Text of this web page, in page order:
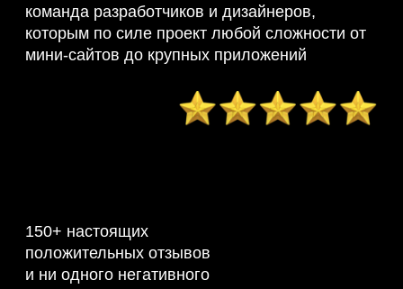
команда разработчиков и дизайнеров,
которым по силе проект любой сложности от
мини-сайтов до крупных приложений
150+ настоящих
положительных отзывов
и ни одного негативного